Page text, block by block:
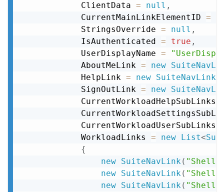
            ClientData
= null ,
            CurrentMainLinkElementID
=
            StringsOverride
= null ,
            IsAuthenticated
= true ,
            UserDisplayName
=
            AboutMeLink
= new
            HelpLink
= new SuiteNavLink
            SignOutLink
= new
            CurrentWorkloadHelpSubLinks
            CurrentWorkloadUserSubLinks
            WorkloadLinks
= new List<
{
new SuiteNavLink(
new SuiteNavLink(
new SuiteNavLink(